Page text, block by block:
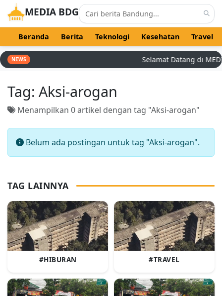
MEDIA BDG
Beranda Berita Teknologi Kesehatan Travel
NEWS Selamat Datang di
Tag: Aksi-arogan
Menampilkan 0 artikel dengan tag "Aksi-arogan"
Belum ada postingan untuk tag "Aksi-arogan".
TAG LAINNYA
#HIBURAN #TRAVEL